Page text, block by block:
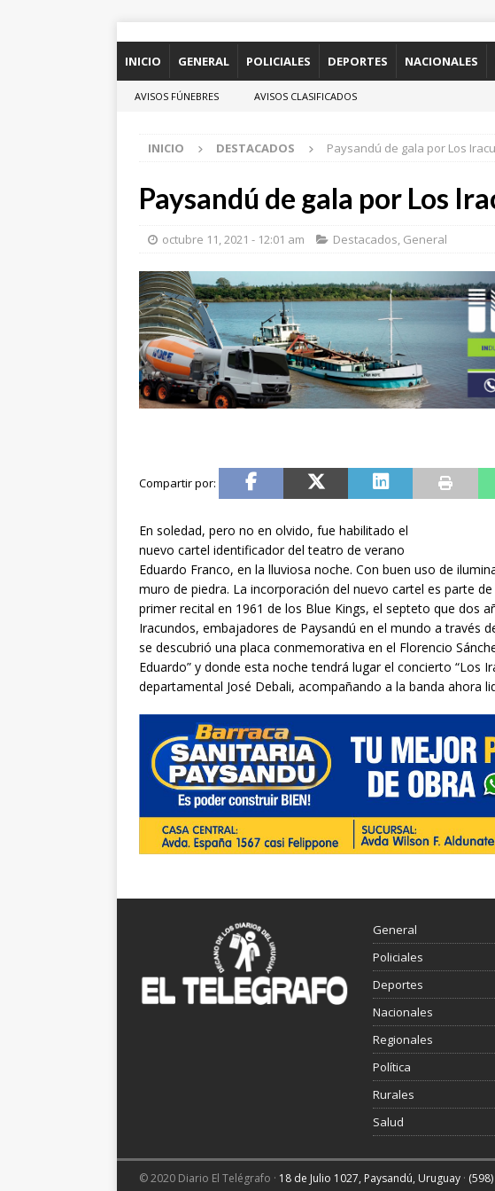
INICIO GENERAL POLICIALES DEPORTES NACIONALES
AVISOS FÚNEBRES AVISOS CLASIFICADOS
INICIO DESTACADOS Paysandú de gala por Los
Paysandú de gala por Los
octubre 11, 2021 - 12:01 am Destacados, General
En soledad, pero no en olvido, fue habilitado el
nuevo cartel identificador del teatro de verano
Eduardo Franco, en la lluviosa noche. Con buen uso de
muro de piedra. La incorporación del nuevo cartel es parte
primer recital en 1961 de los Blue Kings, el septeto que dos
Iracundos, embajadores de Paysandú en el mundo a través
se descubrió una placa conmemorativa en el Florencio
Eduardo” y donde esta noche tendrá lugar el concierto “Los
departamental José Debali, acompañando a la banda ahora
General
Policiales
Deportes
Nacionales
Regionales
Política
Rurales
Salud
© 2020 Diario El Telégrafo · 18 de Julio 1027, Paysandú, Uruguay ·